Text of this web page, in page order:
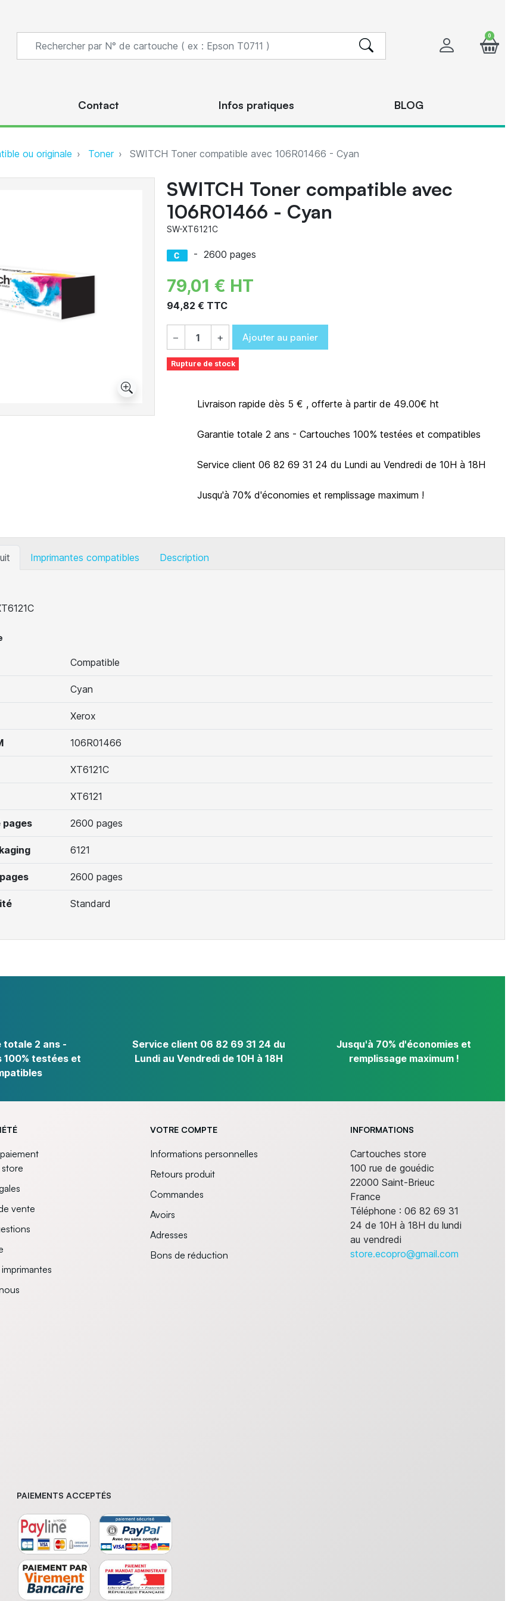
0
Contact Infos pratiques BLOG
ou originale Toner SWITCH Toner compatible avec 106R01466 - Cyan
SWITCH Toner compatible avec
106R01466 - Cyan
SW-XT6121C
- 2600 pages
79,01 € HT
94,82 € TTC
− + Ajouter au panier
Rupture de stock
Livraison rapide dès 5 € , offerte à partir de 49.00€ ht
Garantie totale 2 ans - Cartouches 100% testées et compatibles
Service client 06 82 69 31 24 du Lundi au Vendredi de 10H à 18H
Jusqu'à 70% d'économies et remplissage maximum !
Imprimantes compatibles Description
Compatible
Cyan
Xerox
106R01466
XT6121C
XT6121
pages 2600 pages
6121
2600 pages
Standard
totale 2 ans -
100% testées et
Service client 06 82 69 31 24 du
Lundi au Vendredi de 10H à 18H
Jusqu'à 70% d'économies et
remplissage maximum !
vente
VOTRE COMPTE
Informations personnelles
Retours produit
Commandes
Avoirs
Adresses
Bons de réduction
INFORMATIONS
Cartouches store
100 rue de gouédic
22000 Saint-Brieuc
France
Téléphone : 06 82 69 31
24 de 10H à 18H du lundi
au vendredi
store.ecopro@gmail.com
PAIEMENTS ACCEPTÉS